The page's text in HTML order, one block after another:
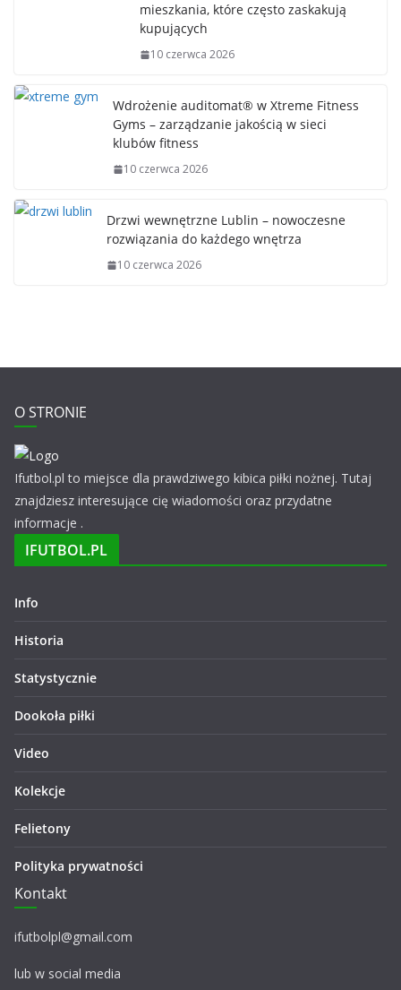
mieszkania, które często zaskakują
kupujących
10 czerwca 2026
Wdrożenie auditomat® w Xtreme Fitness
Gyms – zarządzanie jakością w sieci
klubów fitness
10 czerwca 2026
Drzwi wewnętrzne Lublin – nowoczesne
rozwiązania do każdego wnętrza
10 czerwca 2026
O STRONIE
Ifutbol.pl to miejsce dla prawdziwego kibica piłki nożnej. Tutaj
znajdziesz interesujące cię wiadomości oraz przydatne
informacje .
IFUTBOL.PL
Info
Historia
Statystycznie
Dookoła piłki
Video
Kolekcje
Felietony
Polityka prywatności
Kontakt
ifutbolpl@gmail.com
lub w social media